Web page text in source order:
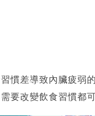
慣差導致內臟疲弱
要改變飲食習慣都